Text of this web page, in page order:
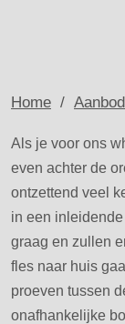
Home / Aanbod
Als je voor ons
even achter de
ontzettend veel
in een
graag en zullen
fles naar huis
proeven tussen
onafhankelijke